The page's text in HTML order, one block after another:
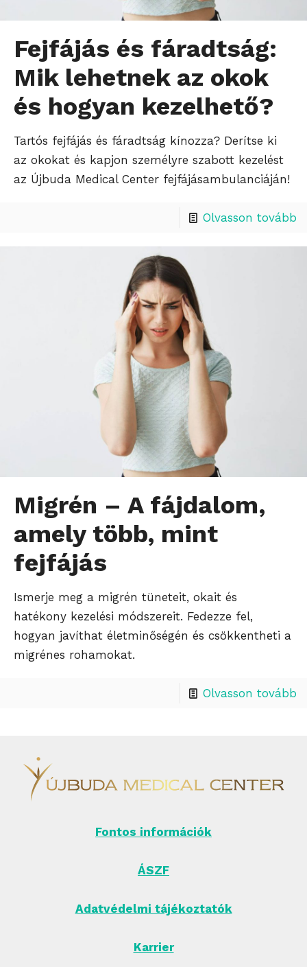
Fejfájás és fáradtság:
Mik lehetnek az okok
és hogyan kezelhető?
Tartós fejfájás és fáradtság kínozza? Derítse ki
az okokat és kapjon személyre szabott kezelést
az Újbuda Medical Center fejfájásambulanciáján!
Olvasson tovább
Migrén – A fájdalom,
amely több, mint
fejfájás
Ismerje meg a migrén tüneteit, okait és
hatékony kezelési módszereit. Fedezze fel,
hogyan javíthat életminőségén és csökkentheti a
migrénes rohamokat.
Olvasson tovább
Fontos információk
ÁSZF
Adatvédelmi tájékoztatók
Karrier